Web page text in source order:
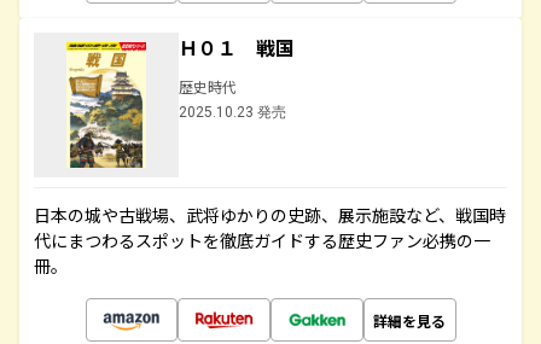
Ｈ０１ 戦国
歴史時代
2025.10.23 発売
日本の城や古戦場、武将ゆかりの史跡、展示施設など、戦国時
代にまつわるスポットを徹底ガイドする歴史ファン必携の一
冊。
詳細を見る